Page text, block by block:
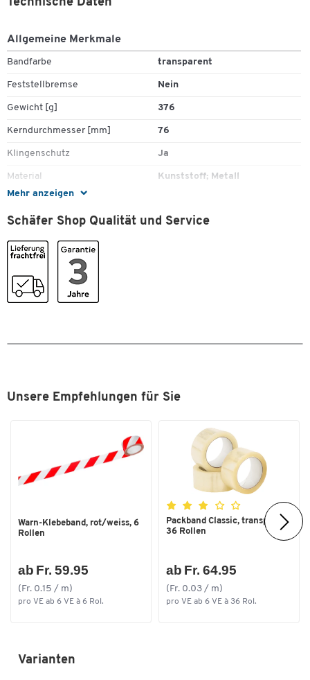
Mehr anzeigen
Allgemeine Merkmale
Bandfarbe transparent
Feststellbremse Nein
Gewicht [g] 376
Kerndurchmesser [mm] 76
Klingenschutz Ja
Material Kunststoff; Metall
Max. Rollenbreite [mm]
Max. Rollenlänge [m] 66
Farben
Farbe
Schäfer Shop Qualität und Service
Unsere Empfehlungen für Sie
Warn-Klebeband, rot/weiss, 6
Rollen
ab Fr. 59.95
(Fr. 0.15 / m)
pro VE ab 6 VE à 6 Rol.
Packband Classic, transparent,
36 Rollen
ab Fr. 64.95
(Fr. 0.03 / m)
pro VE ab 6 VE à 36 Rol.
Varianten